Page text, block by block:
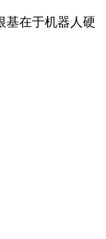
基在于机器人硬